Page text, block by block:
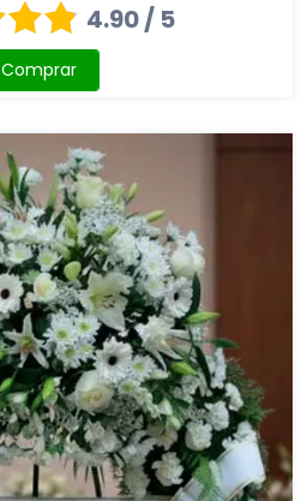
4.90 / 5
Comprar